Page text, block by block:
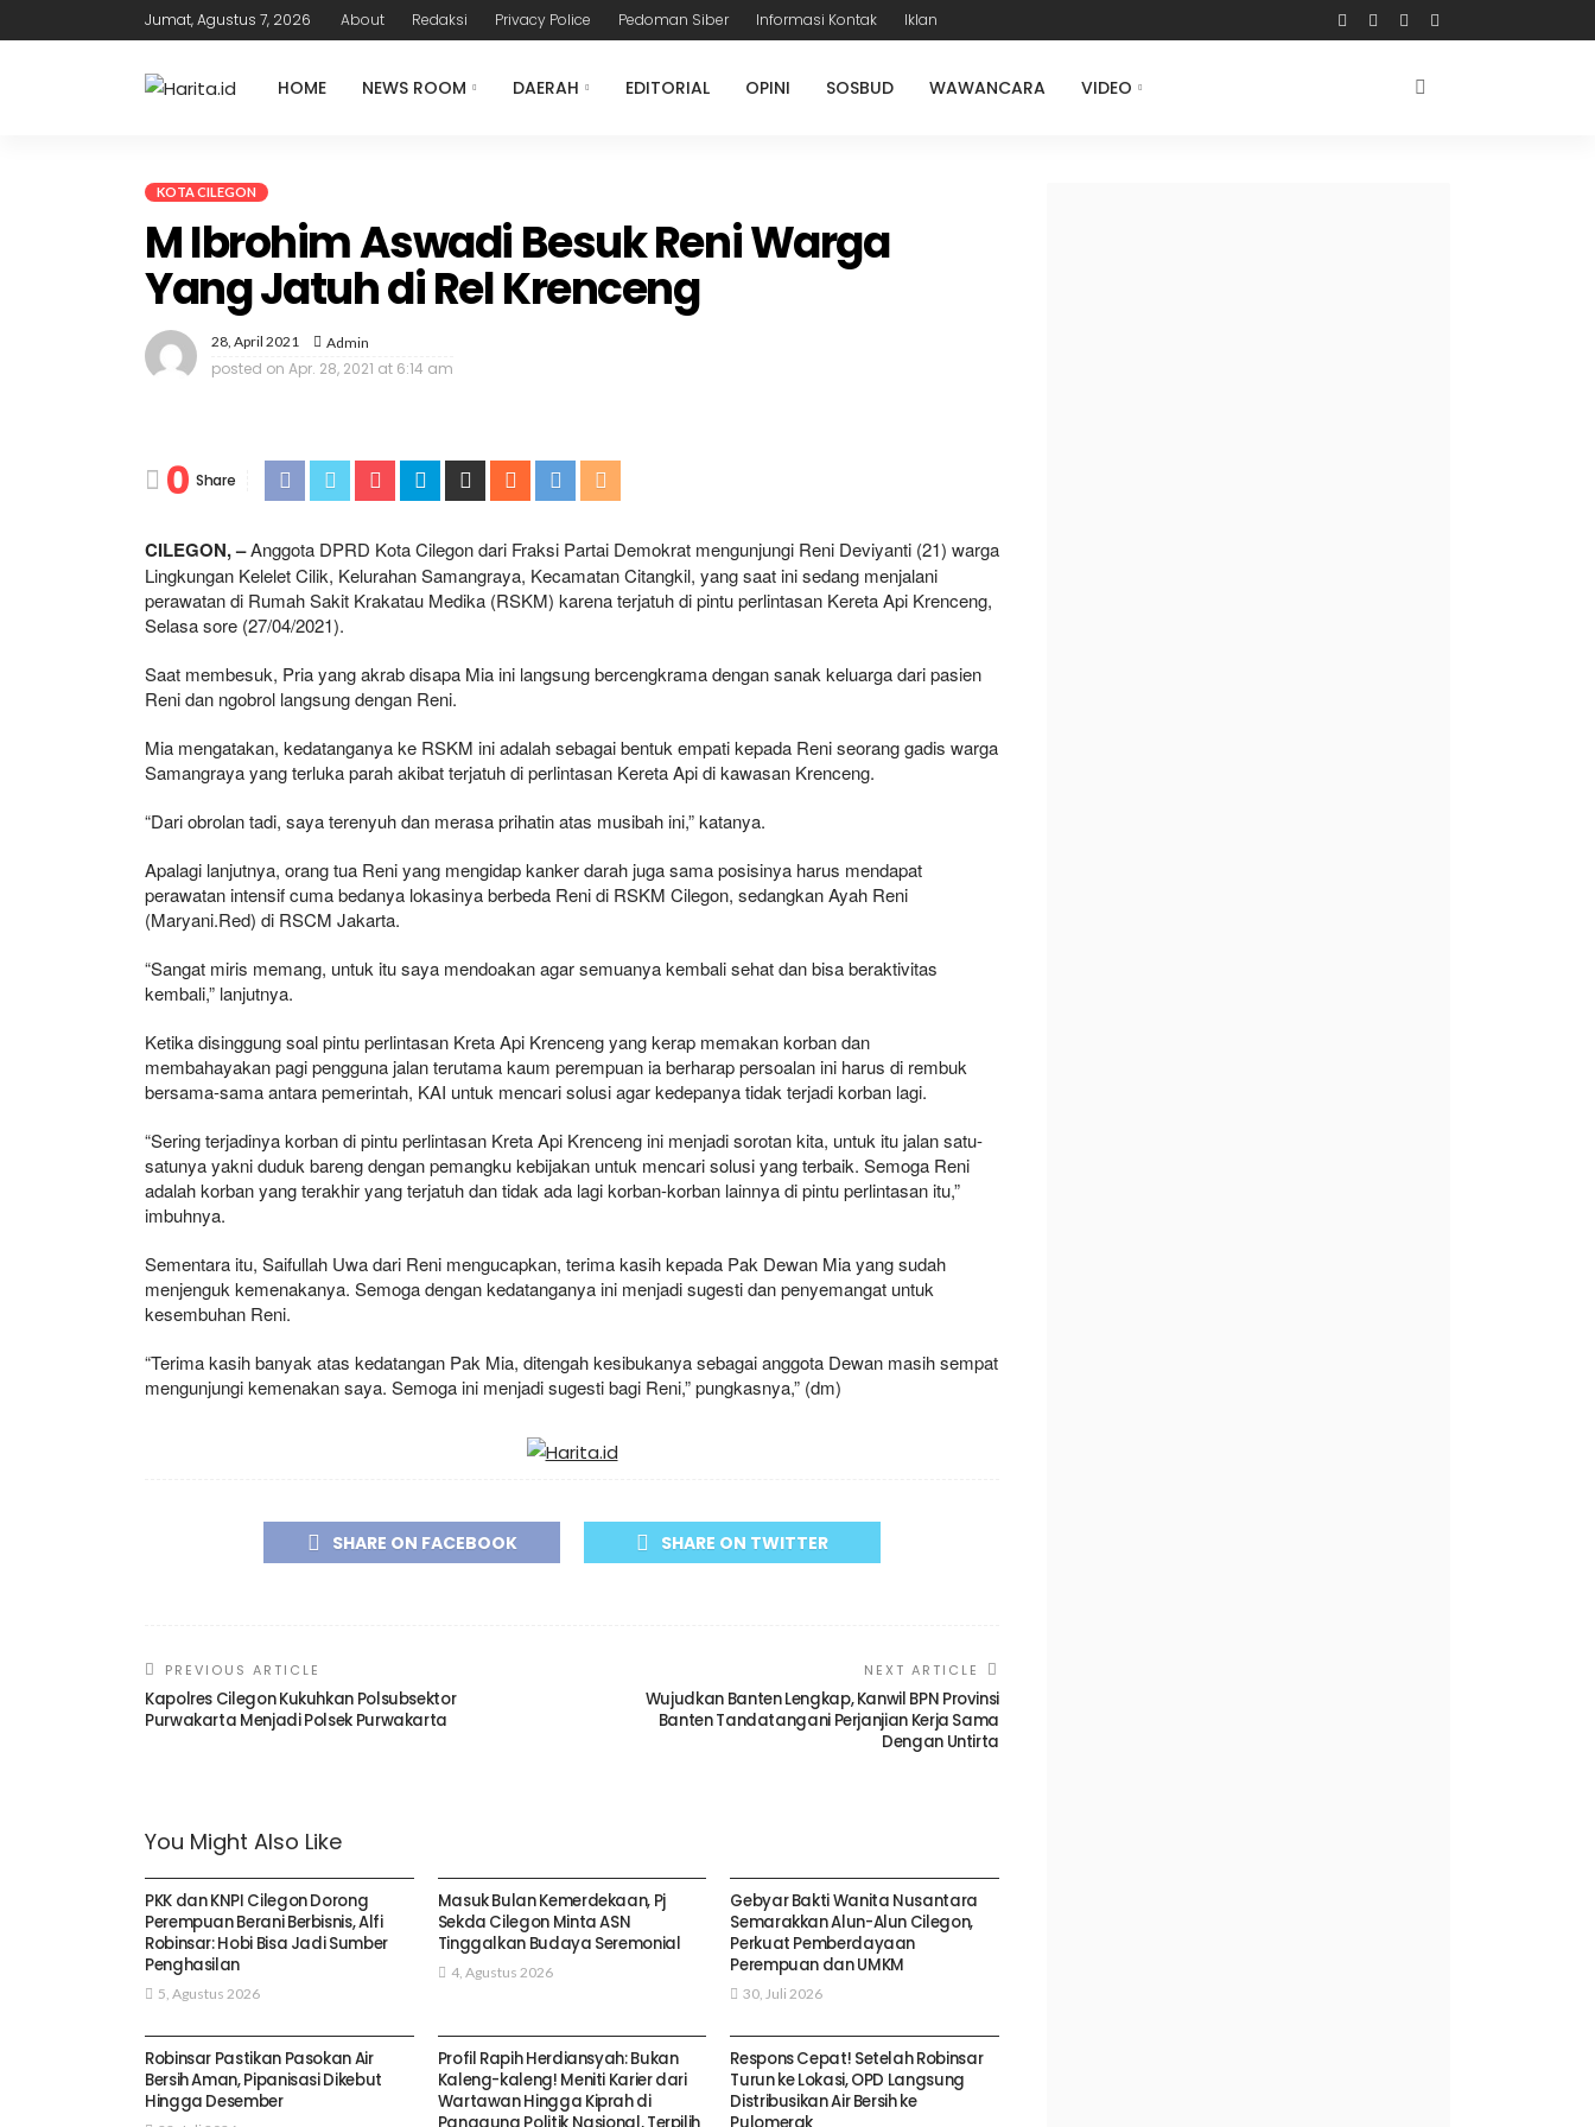
Jumat, Agustus 7, 2026 About Redaksi Privacy Police Pedoman Siber Informasi Kontak Iklan
HOME NEWS ROOM DAERAH EDITORIAL OPINI SOSBUD WAWANCARA VIDEO
KOTA CILEGON
M Ibrohim Aswadi Besuk Reni Warga
Yang Jatuh di Rel Krenceng
28, April 2021 Admin
posted on Apr. 28, 2021 at 6:14 am
0 Share
CILEGON, –Anggota DPRD Kota Cilegon dari Fraksi Partai Demokrat mengunjungi Reni Deviyanti (21) warga
Lingkungan Kelelet Cilik, Kelurahan Samangraya, Kecamatan Citangkil, yang saat ini sedang menjalani
perawatan di Rumah Sakit Krakatau Medika (RSKM) karena terjatuh di pintu perlintasan Kereta Api Krenceng,
Selasa sore (27/04/2021).
Saat membesuk, Pria yang akrab disapa Mia ini langsung bercengkrama dengan sanak keluarga dari pasien
Reni dan ngobrol langsung dengan Reni.
Mia mengatakan, kedatanganya ke RSKM ini adalah sebagai bentuk empati kepada Reni seorang gadis warga
Samangraya yang terluka parah akibat terjatuh di perlintasan Kereta Api di kawasan Krenceng.
“Dari obrolan tadi, saya terenyuh dan merasa prihatin atas musibah ini,” katanya.
Apalagi lanjutnya, orang tua Reni yang mengidap kanker darah juga sama posisinya harus mendapat
perawatan intensif cuma bedanya lokasinya berbeda Reni di RSKM Cilegon, sedangkan Ayah Reni
(Maryani.Red) di RSCM Jakarta.
“Sangat miris memang, untuk itu saya mendoakan agar semuanya kembali sehat dan bisa beraktivitas
kembali,” lanjutnya.
Ketika disinggung soal pintu perlintasan Kreta Api Krenceng yang kerap memakan korban dan
membahayakan pagi pengguna jalan terutama kaum perempuan ia berharap persoalan ini harus di rembuk
bersama-sama antara pemerintah, KAI untuk mencari solusi agar kedepanya tidak terjadi korban lagi.
“Sering terjadinya korban di pintu perlintasan Kreta Api Krenceng ini menjadi sorotan kita, untuk itu jalan satu-
satunya yakni duduk bareng dengan pemangku kebijakan untuk mencari solusi yang terbaik. Semoga Reni
adalah korban yang terakhir yang terjatuh dan tidak ada lagi korban-korban lainnya di pintu perlintasan itu,”
imbuhnya.
Sementara itu, Saifullah Uwa dari Reni mengucapkan, terima kasih kepada Pak Dewan Mia yang sudah
menjenguk kemenakanya. Semoga dengan kedatanganya ini menjadi sugesti dan penyemangat untuk
kesembuhan Reni.
“Terima kasih banyak atas kedatangan Pak Mia, ditengah kesibukanya sebagai anggota Dewan masih sempat
mengunjungi kemenakan saya. Semoga ini menjadi sugesti bagi Reni,” pungkasnya,” (dm)
SHARE ON FACEBOOK SHARE ON TWITTER
PREVIOUS ARTICLE
Kapolres Cilegon Kukuhkan Polsubsektor
Purwakarta Menjadi Polsek Purwakarta
NEXT ARTICLE
Wujudkan Banten Lengkap, Kanwil BPN Provinsi
Banten Tandatangani Perjanjian Kerja Sama
Dengan Untirta
You Might Also Like
PKK dan KNPI Cilegon Dorong
Perempuan Berani Berbisnis, Alfi
Robinsar: Hobi Bisa Jadi Sumber
Penghasilan
5, Agustus 2026
Masuk Bulan Kemerdekaan, Pj
Sekda Cilegon Minta ASN
Tinggalkan Budaya Seremonial
4, Agustus 2026
Gebyar Bakti Wanita Nusantara
Semarakkan Alun-Alun Cilegon,
Perkuat Pemberdayaan
Perempuan dan UMKM
30, Juli 2026
Robinsar Pastikan Pasokan Air
Bersih Aman, Pipanisasi Dikebut
Hingga Desember
Profil Rapih Herdiansyah: Bukan
Kaleng-kaleng! Meniti Karier dari
Wartawan Hingga Kiprah di
Panggung Politik Nasional, Terpilih
Respons Cepat! Setelah Robinsar
Turun ke Lokasi, OPD Langsung
Distribusikan Air Bersih ke
Pulomerak